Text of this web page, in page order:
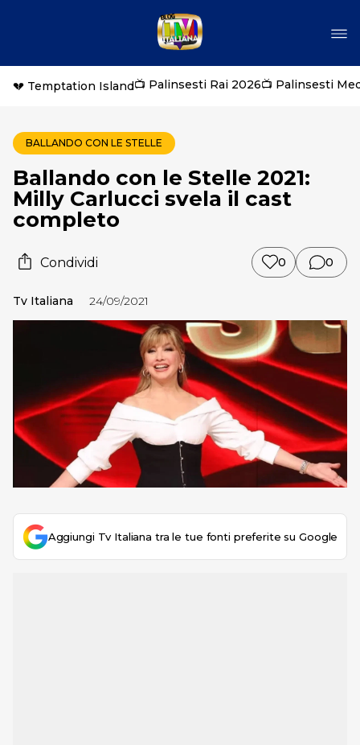
💔 Temptation Island📺 Palinsesti Rai 2026📺 Palinsesti
BALLANDO CON LE STELLE
Ballando con le Stelle 2021:
Milly Carlucci svela il cast
completo
Condividi 0 0
Tv Italiana 24/09/2021
Aggiungi Tv Italiana tra le tue fonti preferite su Google